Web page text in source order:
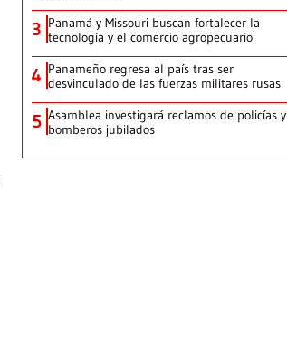
3 Panamá y Missouri buscan fortalecer la
tecnología y el comercio agropecuario
4 Panameño regresa al país tras ser
desvinculado de las fuerzas militares rusas
5 Asamblea investigará reclamos de policías y
bomberos jubilados